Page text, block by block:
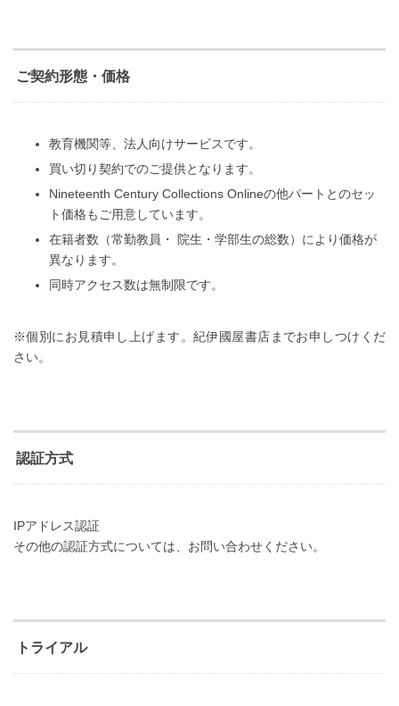
ご契約形態・価格
教育機関等、法人向けサービスです。
買い切り契約でのご提供となります。
Nineteenth Century Collections Onlineの他パートとのセッ
ト価格もご用意しています。
在籍者数（常勤教員・ 院生・学部生の総数）により価格が
異なります。
同時アクセス数は無制限です。
※個別にお見積申し上げます。紀伊國屋書店までお申しつけくだ
さい。
認証方式
IPアドレス認証
その他の認証方式については、お問い合わせください。
トライアル